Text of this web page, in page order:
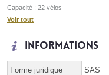
Capacité : 22 vélos
Voir tout
Informations
Forme juridique SAS